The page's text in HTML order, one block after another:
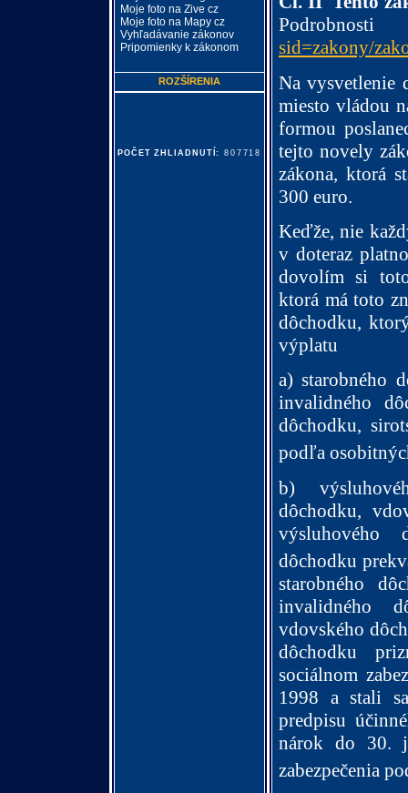
Podrobnosti
sid=zakony/
Na vysvetlenie
miesto vládou
formou
tejto novely
zákona, ktorá
300 euro.
Keďže, nie
v doteraz
dovolím si
ktorá má toto
dôchodku,
výplatu
a) starobného
invalidného
dôchodku,
podľa
b)
dôchodku,
výsluhového
dôchodku
starobného
invalidného
vdovského
dôchodku
sociálnom
1998 a stali
predpisu
nárok do 30.
zabezpečenia
Moje foto na Zive cz
Moje foto na Mapy cz
Vyhľadávanie zákonov
Pripomienky k zákonom
ROZŠÍRENIA
POČET ZHLIADNUTÍ: 807718